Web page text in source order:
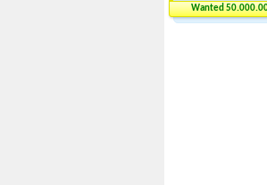
Wanted